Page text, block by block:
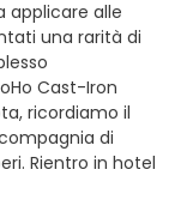
applicare alle
una rarità di
Cast-Iron
ricordiamo il
di
Rientro in hotel